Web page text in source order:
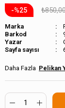
25
Marka
Barkod
Sayfa sayısı
Pelikan